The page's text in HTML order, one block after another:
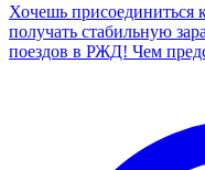
Хочешь присоединиться
получать стабильную
поездов в РЖД! Чем